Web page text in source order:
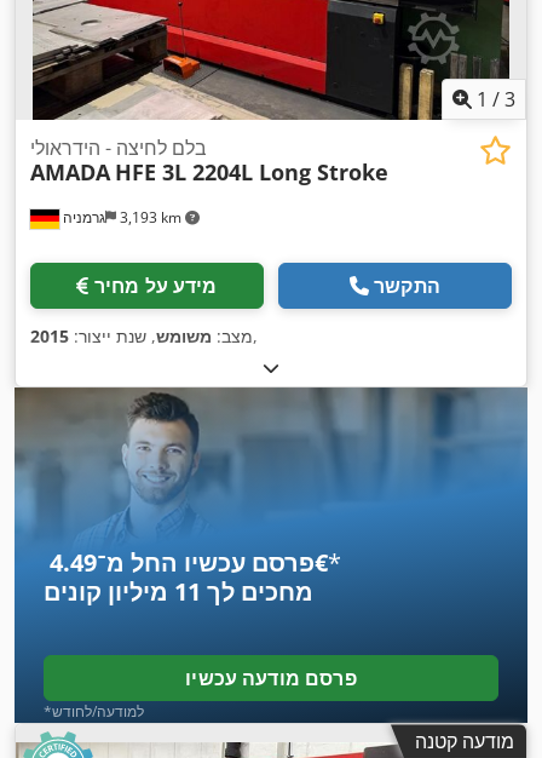
1 /3
גרמניה 3,193 km
בלם לחיצה - הידראולי
AMADA HFE 3L 2204L Long Stroke
מידע על מחיר התקשר
מצב: משומש, שנת ייצור: 2015 ,
פרסם עכשיו החל מ־‏4.49 ‏€*
מחכים לך 11 מיליון קונים
פרסם מודעה עכשיו
*למודעה/לחודש
מודעה קטנה